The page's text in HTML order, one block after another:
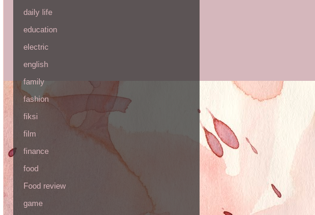
daily life
education
electric
english
family
fashion
fiksi
film
finance
food
Food review
game